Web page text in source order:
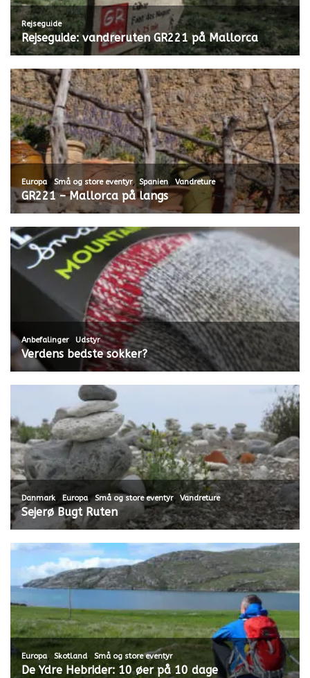
Rejseguide
Rejseguide: vandreruten GR221 på Mallorca
Europa, Små og store eventyr, Spanien, Vandreture
GR221 – Mallorca på langs
Anbefalinger, Udstyr
Verdens bedste sokker?
Danmark, Europa,Små og store eventyr,Vandreture
Sejerø Bugt Ruten
Europa, Skotland, Små og store eventyr
De Ydre Hebrider: 10 øer på 10 dage